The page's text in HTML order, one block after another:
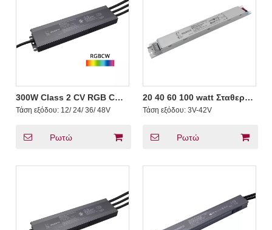
300W Class 2 CV RGB CW
DMX LED Driver 12 24 36 48
Volt
Τάση εξόδου: 12/ 24/ 36/ 48V
Ρωτώ
20 40 60 100 watt Σταθερό
ρεύμα DMX 512 LED Driver
Linear Iron for LED panels
Τάση εξόδου: 3V-42V
Ρωτώ